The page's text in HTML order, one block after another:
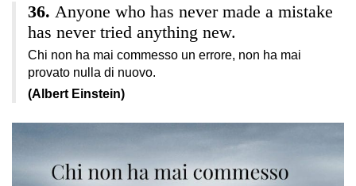
Anyone who has never made a mistake
has never tried anything new.
Chi non ha mai commesso un errore, non ha mai
provato nulla di nuovo.
(Albert Einstein)